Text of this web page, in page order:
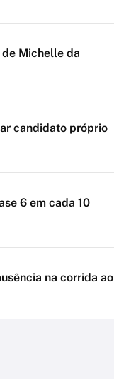
Michelle da
candidato próprio
6 em cada 10
na corrida ao